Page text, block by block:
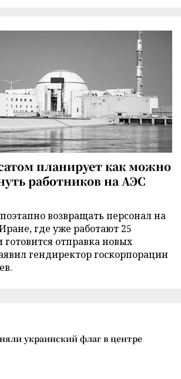
планирует как можно
работников на АЭС
возвращать персонал на
где уже работают 25
готовится отправка новых
гендиректор госкорпорации
украинский флаг в центре